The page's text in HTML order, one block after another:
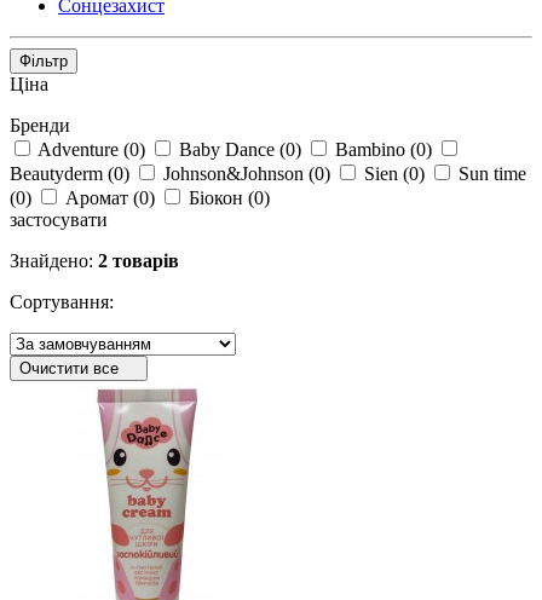
Сонцезахист
Фільтр
Ціна
Бренди
Adventure (0) Baby Dance (0) Bambino (0)
Beautyderm (0) Johnson&Johnson (0) Sien (0)
Sun time
(0) Аромат (0) Біокон (0)
застосувати
Знайдено: 2 товарів
Сортування:
Очистити все